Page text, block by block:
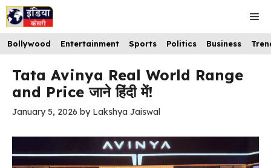
Skip
to
content
Bollywood Entertainment Sports Politics Business
Tata Avinya Real World Range
and Price जाने हिंदी में!
January 5, 2026 by Lakshya Jaiswal